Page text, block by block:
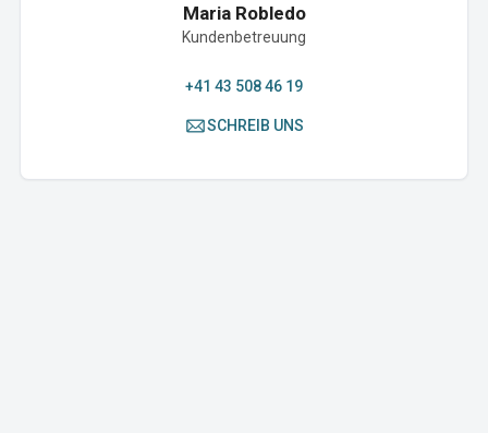
Maria Robledo
Kundenbetreuung
+41 43 508 46 19
SCHREIB UNS